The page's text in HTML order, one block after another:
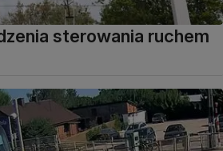
sterowania ruchem